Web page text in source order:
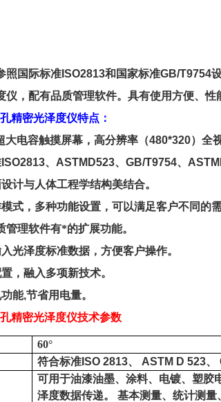
照国际标准 ISO2813和 国家标准GB/T9754
仪，配有品质管理软件。具有使用方便、
精密光泽度仪特点 ：
大电容触摸屏幕，高分辨率（480*320）全
ISO2813、 ASTMD523、 GB/T9754、
计与人体工程学结构美结合。
式，多种功能设置，可以满足客户不同的
管理软件有*的扩展功能。
光泽度标准数据，方便客户操作。
，融入多项新技术。
能,节省用电量。
精密光泽度仪技术参数
60°
符合标准 ISO 2813、 ASTM D 523、
可用于油漆油墨、涂料、电镀、塑胶
泽度数据传递。
基本测量、统计测量